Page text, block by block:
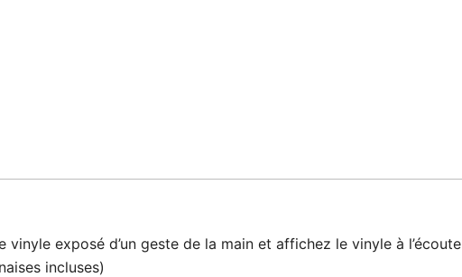
vinyle exposé d’un geste de la main et affichez le vinyle à l’écoute
incluses)